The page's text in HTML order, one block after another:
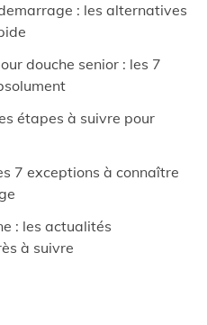
: les alternatives
douche senior : les 7
étapes à suivre pour
7 exceptions à connaître
: les actualités
à suivre